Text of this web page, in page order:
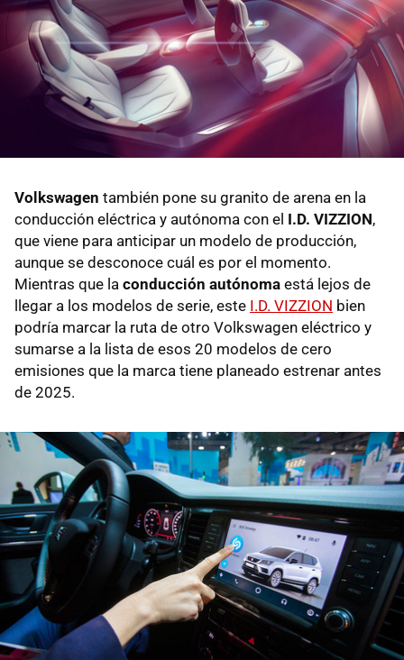
Volkswagen también pone su granito de arena en la
conducción eléctrica y autónoma con el I.D. VIZZION,
que viene para anticipar un modelo de producción,
aunque se desconoce cuál es por el momento.
Mientras que la conducción autónoma está lejos de
llegar a los modelos de serie, este I.D. VIZZION bien
podría marcar la ruta de otro Volkswagen eléctrico y
sumarse a la lista de esos 20 modelos de cero
emisiones que la marca tiene planeado estrenar antes
de 2025.